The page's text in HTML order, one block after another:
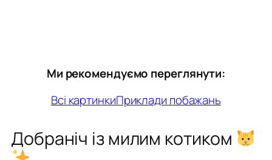
Ми рекомендуємо переглянути:
Всі картинкиПриклади побажань
Добраніч із милим котиком